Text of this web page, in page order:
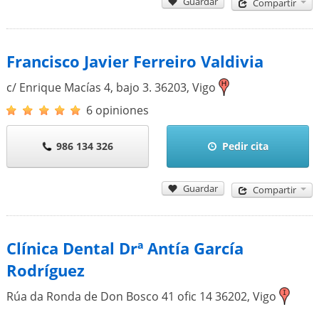
Compartir
Francisco Javier Ferreiro Valdivia
c/ Enrique Macías 4, bajo 3. 36203, Vigo
6 opiniones
986 134 326 Pedir cita
Guardar Compartir
Clínica Dental Drª Antía García
Rodríguez
Rúa da Ronda de Don Bosco 41 ofic 1436202, Vigo